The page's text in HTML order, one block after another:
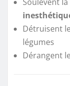
Détruisent
légumes
Dérangent